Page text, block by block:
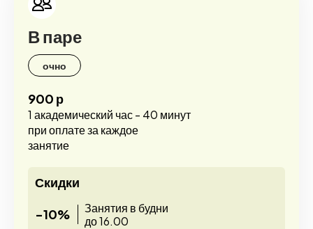
В паре
очно
900 р
1 академический час - 40 минут
при оплате за каждое
занятие
Скидки
-10%
Занятия в будни
до 16.00